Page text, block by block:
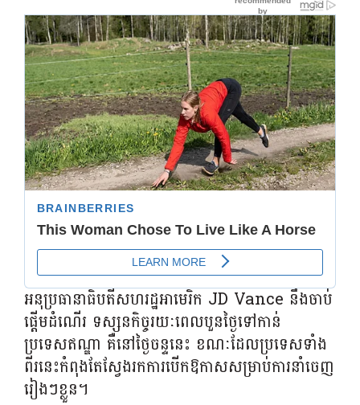
អនុប្រធានាធិបតីសហរដ្ឋអាមេរិក JD Vance នឹងចាប់
ផ្តើមដំណើរ ទស្សនកិច្ចរយៈពេលបួនថ្ងៃទៅកាន់
ប្រទេសឥណ្ឌា គឺនៅថ្ងៃចន្ទនេះ ខណៈដែលប្រទេសទាំង
ពីរនេះកំពុងតែស្វែងរកការបើកឱកាសសម្រាប់ការនាំចេញ
រៀងៗខ្លួន។